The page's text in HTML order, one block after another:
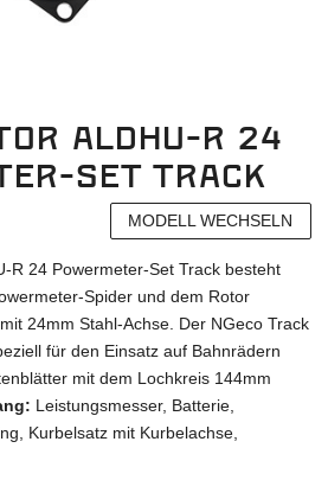
ALDHU-R 24
Set Track
MODELL WECHSELN
R 24 Powermeter-Set Track besteht
Spider und dem Rotor
24mm Stahl-Achse. Der NGeco Track
für den Einsatz auf Bahnrädern
mit dem Lochkreis 144mm
Leistungsmesser, Batterie,
Kurbelsatz mit Kurbelachse,